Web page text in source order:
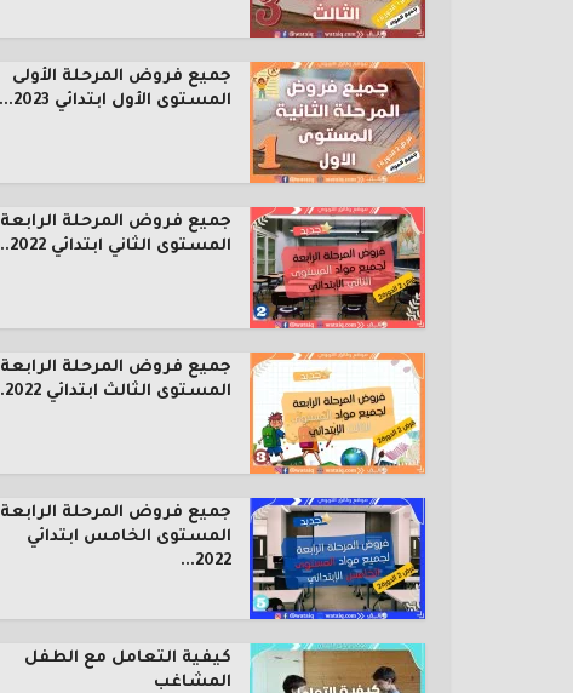
جميع فروض المرحلة الأولى
المستوى الأول ابتدائي 2023...
جميع فروض المرحلة الرابعة
المستوى الثاني ابتدائي 2022...
جميع فروض المرحلة الرابعة
المستوى الثالث ابتدائي 2022...
جميع فروض المرحلة الرابعة
المستوى الخامس ابتدائي
2022...
كيفية التعامل مع الطفل
المشاغب